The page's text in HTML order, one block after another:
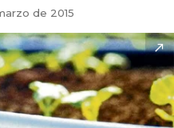
de 2015